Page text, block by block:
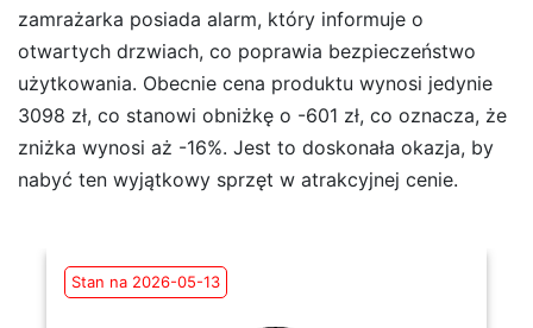
zamrażarka posiada alarm, który informuje o
otwartych drzwiach, co poprawia bezpieczeństwo
użytkowania. Obecnie cena produktu wynosi jedynie
3098 zł, co stanowi obniżkę o -601 zł, co oznacza, że
zniżka wynosi aż -16%. Jest to doskonała okazja, by
nabyć ten wyjątkowy sprzęt w atrakcyjnej cenie.
Stan na 2026-05-13